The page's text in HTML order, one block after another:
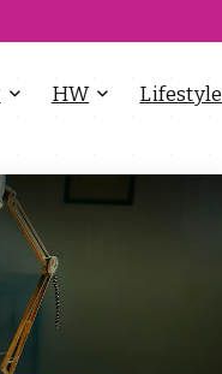
HW Lifestyle